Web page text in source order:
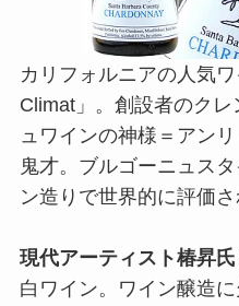
カリフォルニアの人気
Climat」。創設者のク
ュワインの神様＝アン
鬼才。ブルゴーニュス
ン造りで世界的に評価さ
現代アーティスト椿昇
白ワイン。ワイン醸造